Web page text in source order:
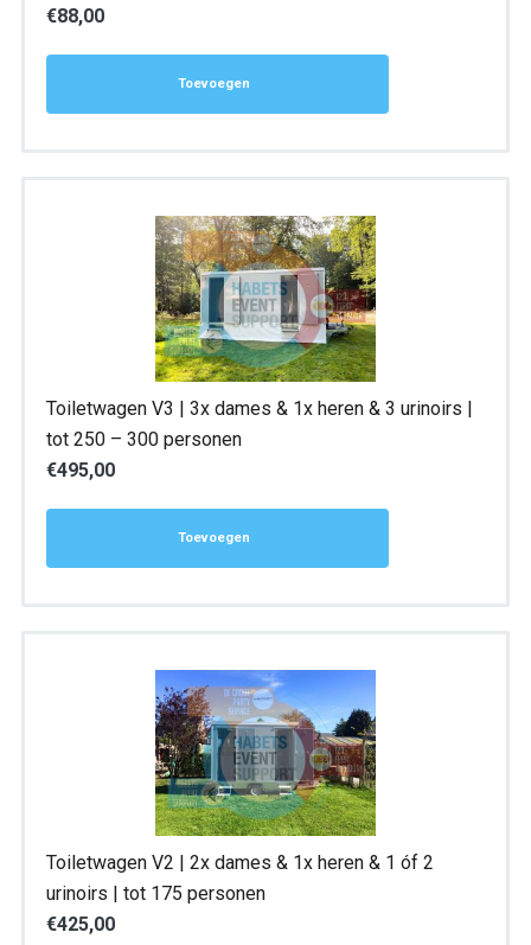
€88,00
Toevoegen
Toiletwagen V3 | 3x dames & 1x heren & 3 urinoirs |
tot 250 – 300 personen
€495,00
Toevoegen
Toiletwagen V2 | 2x dames & 1x heren & 1 óf 2
urinoirs | tot 175 personen
€425,00